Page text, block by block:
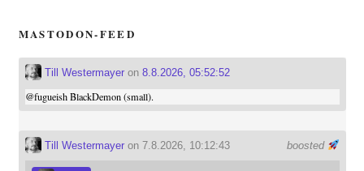
MASTODON-FEED
Till Westermayeron 8.8.2026, 05:52:52
@fugueishBlackDemon (small).
boosted
Till Westermayeron 7.8.2026, 10:12:43